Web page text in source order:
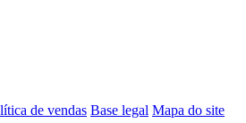
de vendas Base legal Mapa do site